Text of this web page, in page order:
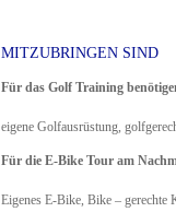
MITZUBRINGEN SIND
Für das Golf Training
eigene Golfausrüstung,
Für die E-Bike Tour am
Eigenes E-Bike, Bike – gerechte